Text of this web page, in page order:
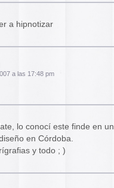
a hipnotizar
a las 17:48 pm
lo conocí este finde en un
en Córdoba.
y todo ; )